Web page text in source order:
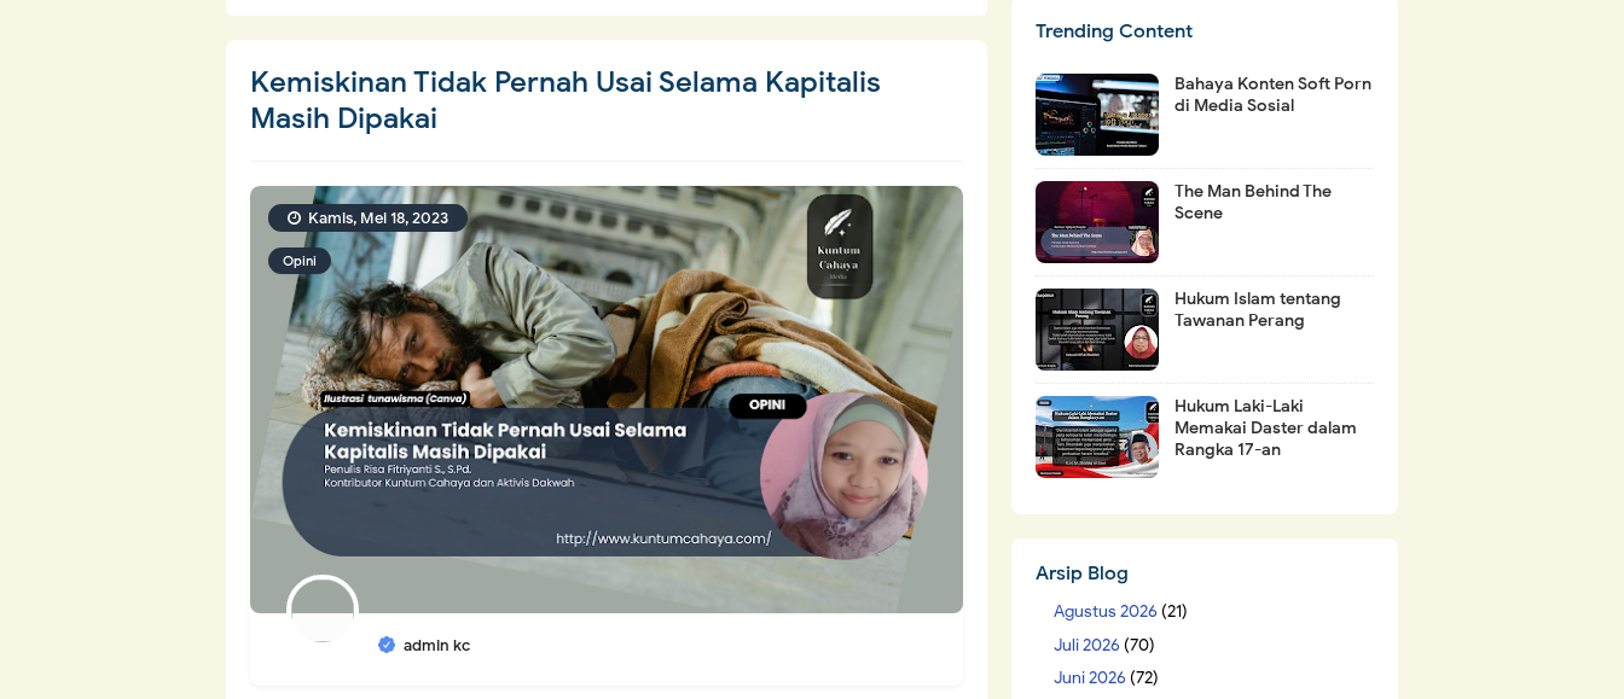
Kemiskinan Tidak Pernah Usai Selama Kapitalis
Masih Dipakai
Opini
admin kc
Kamis, Mei 18, 2023
Trending Content
Bahaya Konten Soft Porn
di Media Sosial
The Man Behind The
Scene
Hukum Islam tentang
Tawanan Perang
Hukum Laki-Laki
Memakai Daster dalam
Rangka 17-an
Arsip Blog
Agustus 2026 (21)
Juli 2026 (70)
Juni 2026 (72)